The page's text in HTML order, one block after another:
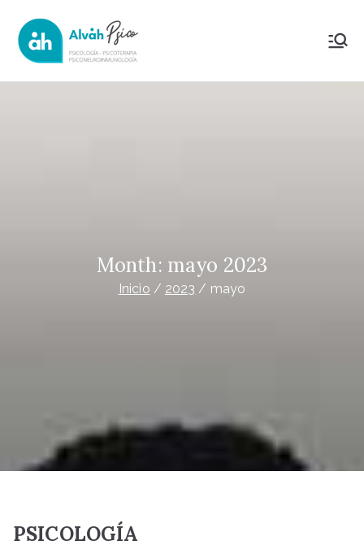
contenido
Month: mayo 2023
Inicio 2023 mayo
PSICOLOGÍA